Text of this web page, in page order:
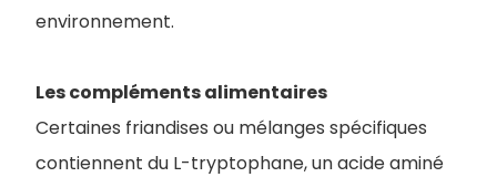
environnement.
Les compléments alimentaires
Certaines friandises ou mélanges spécifiques
contiennent du L-tryptophane, un acide aminé